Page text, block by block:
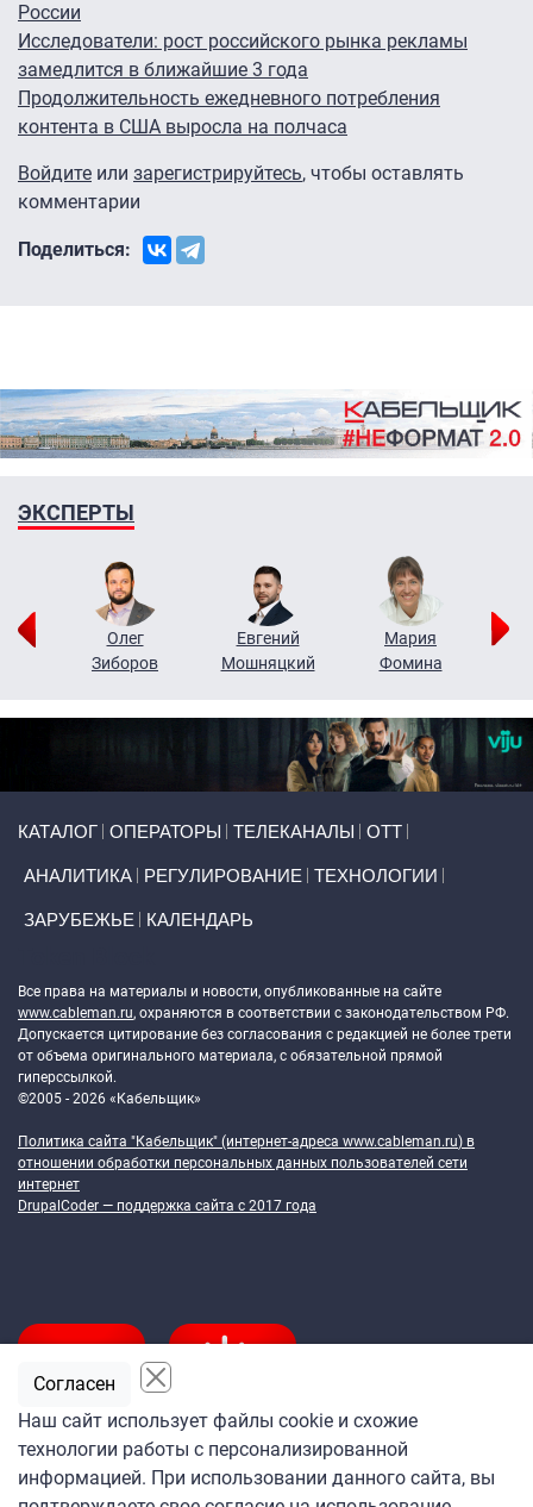
России
Исследователи: рост российского рынка рекламы
замедлится в ближайшие 3 года
Продолжительность ежедневного потребления
контента в США выросла на полчаса
Войдите или зарегистрируйтесь, чтобы оставлять
комментарии
Поделиться:
ЭКСПЕРТЫ
Олег
Зиборов
Евгений
Мошняцкий
Мария
Фомина
КАТАЛОГ ОПЕРАТОРЫ ТЕЛЕКАНАЛЫ ОТТ
АНАЛИТИКА РЕГУЛИРОВАНИЕ ТЕХНОЛОГИИ
ЗАРУБЕЖЬЕ КАЛЕНДАРЬ
Все права на материалы и новости, опубликованные на сайте
www.cableman.ru, охраняются в соответствии с законодательством РФ.
Допускается цитирование без согласования с редакцией не более трети
от объема оригинального материала, с обязательной прямой
гиперссылкой.
©2005 - 2026 «Кабельщик»
Политика сайта "Кабельщик" (интернет-адреса www.cableman.ru) в
отношении обработки персональных данных пользователей сети
интернет
DrupalCoder — поддержка сайта c 2017 года
Подпишитесь
на ежедневную рассылку
Наш сайт использует файлы cookie и схожие
технологии работы с персонализированной
информацией. При использовании данного сайта, вы
Согласен